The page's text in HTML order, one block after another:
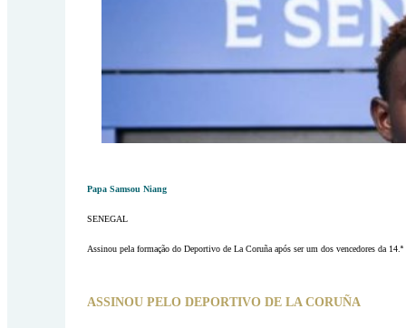
Papa Samsou Niang
SENEGAL
Assinou pela formação do Deportivo de La Coruña após ser um dos vencedores da 14.ª
ASSINOU PELO DEPORTIVO DE LA CORUÑA